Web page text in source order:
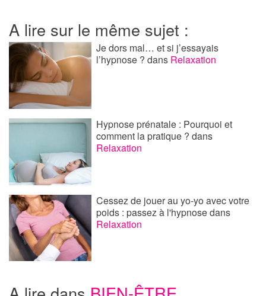
A lire sur le même sujet :
Je dors mal… et si j’essayais
l’hypnose ?dans Relaxation
Hypnose prénatale : Pourquoi et
comment la pratique ?dans
Relaxation
Cessez de jouer au yo-yo avec votre
poids : passez à l'hypnosedans
Relaxation